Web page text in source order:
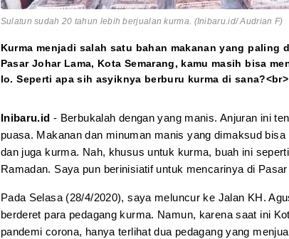
Sulatun sudah 20 tahun lebih berjualan kurma. (Inibaru.id/ Audrian F)
Kurma menjadi salah satu bahan makanan yang paling
Pasar Johar Lama, Kota Semarang, kamu masih bisa
lo. Seperti apa sih asyiknya berburu kurma di sana?<br>
Inibaru.id - Berbukalah dengan yang manis. Anjuran ini
puasa. Makanan dan minuman manis yang dimaksud
dan juga kurma. Nah, khusus untuk kurma, buah ini
Ramadan. Saya pun berinisiatif untuk mencarinya di
Pada Selasa (28/4/2020), saya meluncur ke Jalan KH.
berderet para pedagang kurma. Namun, karena saat ini
pandemi corona, hanya terlihat dua pedagang yang